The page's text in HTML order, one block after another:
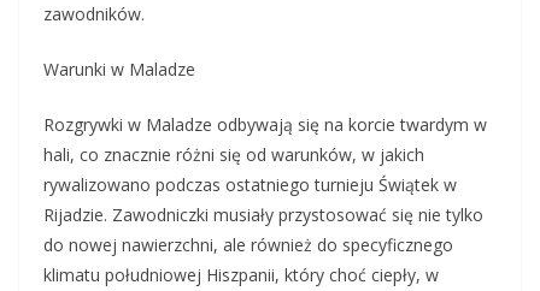
zawodników.
Warunki w Maladze
Rozgrywki w Maladze odbywają się na korcie twardym w
hali, co znacznie różni się od warunków, w jakich
rywalizowano podczas ostatniego turnieju Świątek w
Rijadzie. Zawodniczki musiały przystosować się nie tylko
do nowej nawierzchni, ale również do specyficznego
klimatu południowej Hiszpanii, który choć ciepły, w